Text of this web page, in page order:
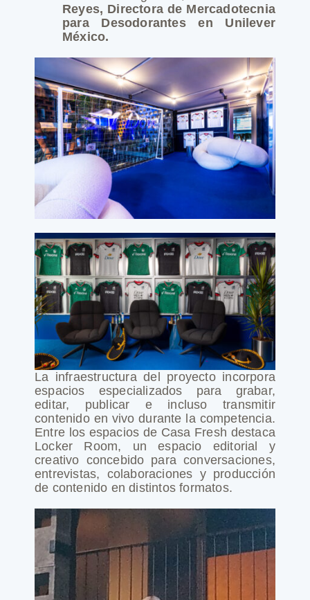
Reyes, Directora de Mercadotecnia
para Desodorantes en Unilever
México.
La infraestructura del proyecto incorpora
espacios especializados para grabar,
editar, publicar e incluso transmitir
contenido en vivo durante la competencia.
Entre los espacios de Casa Fresh destaca
Locker Room, un espacio editorial y
creativo concebido para conversaciones,
entrevistas, colaboraciones y producción
de contenido en distintos formatos.